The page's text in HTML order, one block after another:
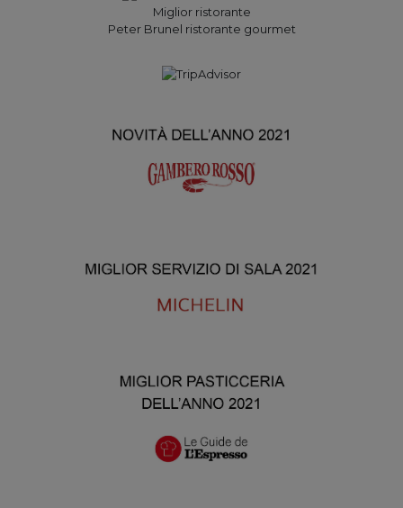
Miglior ristorante
Peter Brunel ristorante gourmet